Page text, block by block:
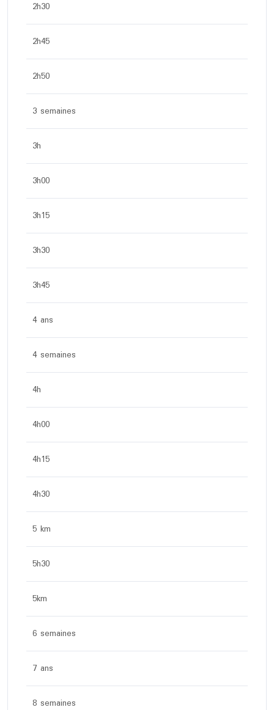
2h30
2h45
2h50
3 semaines
3h
3h00
3h15
3h30
3h45
4 ans
4 semaines
4h
4h00
4h15
4h30
5 km
5h30
5km
6 semaines
7 ans
8 semaines